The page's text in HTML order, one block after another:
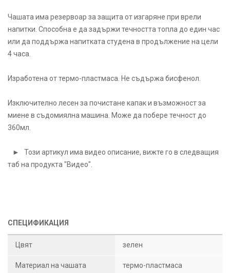
Чашата има резервоар за защита от изгаряне при врели
напитки. Способна е да задържи течността топла до един час
или да поддържа напитката студена в продължение на цели
4 часа.
Изработена от термо-пластмаса. Не съдържа бисфенол.
Изключително лесен за почистане капак и възможност за
миене в съдомиялна машина. Може да побере течност до
360мл.
► Този артикул има видео описание, вижте го в следващия
таб на продукта "Видео".
СПЕЦИФИКАЦИЯ
Цвят зелен
Материал на чашата термо-пластмаса